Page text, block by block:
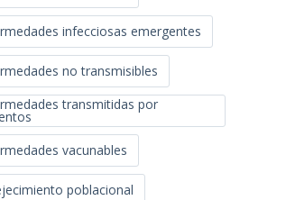
infecciosas emergentes
no transmisibles
transmitidas por
vacunables
poblacional